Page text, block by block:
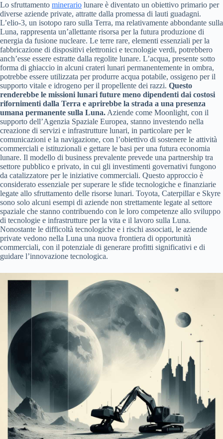
Lo sfruttamento minerario lunare è diventato un obiettivo primario per
diverse aziende private, attratte dalla promessa di lauti guadagni.
L’elio-3, un isotopo raro sulla Terra, ma relativamente abbondante sulla
Luna, rappresenta un’allettante risorsa per la futura produzione di
energia da fusione nucleare. Le terre rare, elementi essenziali per la
fabbricazione di dispositivi elettronici e tecnologie verdi, potrebbero
anch’esse essere estratte dalla regolite lunare. L’acqua, presente sotto
forma di ghiaccio in alcuni crateri lunari permanentemente in ombra,
potrebbe essere utilizzata per produrre acqua potabile, ossigeno per il
supporto vitale e idrogeno per il propellente dei razzi. Questo
renderebbe le missioni lunari future meno dipendenti dai costosi
rifornimenti dalla Terra e aprirebbe la strada a una presenza
umana permanente sulla Luna. Aziende come Moonlight, con il
supporto dell’Agenzia Spaziale Europea, stanno investendo nella
creazione di servizi e infrastrutture lunari, in particolare per le
comunicazioni e la navigazione, con l’obiettivo di sostenere le attività
commerciali e istituzionali e gettare le basi per una futura economia
lunare. Il modello di business prevalente prevede una partnership tra
settore pubblico e privato, in cui gli investimenti governativi fungono
da catalizzatore per le iniziative commerciali. Questo approccio è
considerato essenziale per superare le sfide tecnologiche e finanziarie
legate allo sfruttamento delle risorse lunari. Toyota, Caterpillar e Skyre
sono solo alcuni esempi di aziende non strettamente legate al settore
spaziale che stanno contribuendo con le loro competenze allo sviluppo
di tecnologie e infrastrutture per la vita e il lavoro sulla Luna.
Nonostante le difficoltà tecnologiche e i rischi associati, le aziende
private vedono nella Luna una nuova frontiera di opportunità
commerciali, con il potenziale di generare profitti significativi e di
guidare l’innovazione tecnologica.